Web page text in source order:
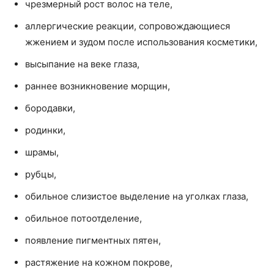
чрезмерный рост волос на теле,
аллергические реакции, сопровождающиеся
жжением и зудом после использования косметики,
высыпание на веке глаза,
раннее возникновение морщин,
бородавки,
родинки,
шрамы,
рубцы,
обильное слизистое выделение на уголках глаза,
обильное потоотделение,
появление пигментных пятен,
растяжение на кожном покрове,